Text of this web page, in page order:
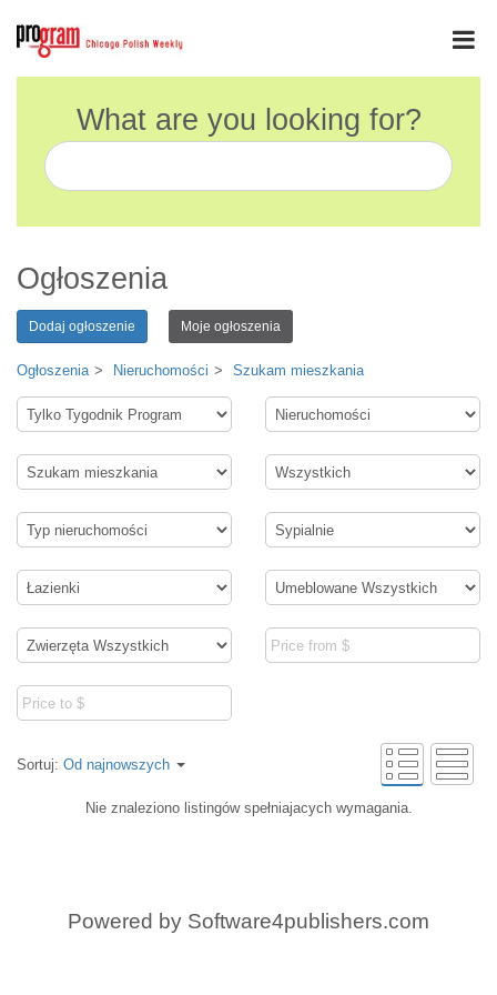
What are you looking for?
Ogłoszenia
Dodaj ogłoszenie Moje ogłoszenia
Ogłoszenia Nieruchomości Szukam mieszkania
Sortuj: Od najnowszych
Nie znaleziono listingów spełniajacych wymagania.
Powered by Software4publishers.com